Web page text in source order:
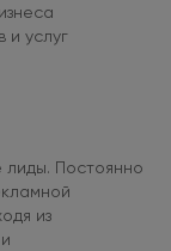
и услуг
лиды. Постоянно
из